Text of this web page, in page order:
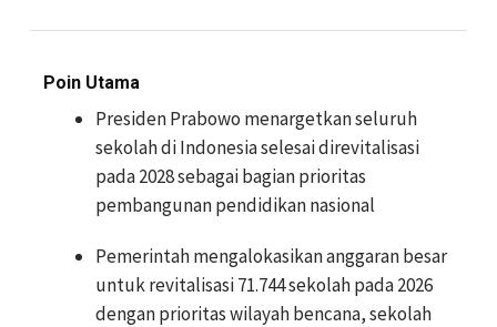
Poin Utama
Presiden Prabowo menargetkan seluruh
sekolah di Indonesia selesai direvitalisasi
pada 2028 sebagai bagian prioritas
pembangunan pendidikan nasional
Pemerintah mengalokasikan anggaran besar
untuk revitalisasi 71.744 sekolah pada 2026
dengan prioritas wilayah bencana, sekolah